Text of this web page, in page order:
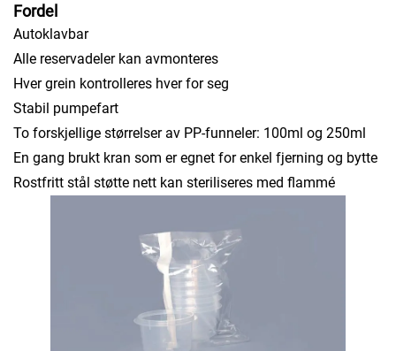
Fordel
Autoklavbar
Alle reservadeler kan avmonteres
Hver grein kontrolleres hver for seg
Stabil pumpefart
To forskjellige størrelser av PP-funneler: 100ml og 250ml
En gang brukt kran som er egnet for enkel fjerning og bytte
Rostfritt stål støtte nett kan steriliseres med flammé